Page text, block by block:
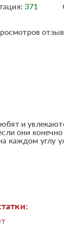
371
и
они
каждом углу